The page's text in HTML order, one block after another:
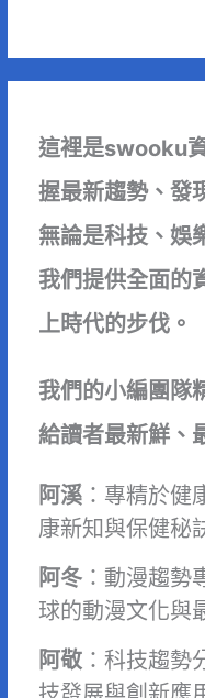
這裡是swooku
握最新趨勢、發
無論是科技、娛
我們提供全面的
上時代的步伐。
我們的小編團隊
給讀者最新鮮、
阿溪：專精於健
康新知與保健秘
阿冬：動漫趨勢
球的動漫文化與
阿敬：科技趨勢